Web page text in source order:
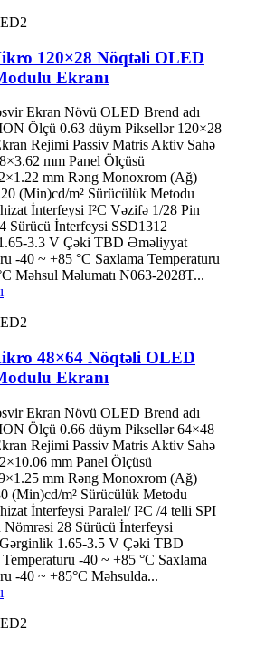
120×28 Nöqtəli OLED
Ekranı
Ekran Növü OLED Brend adı
Ölçü 0.63 düym Piksellər 120×28
Rejimi Passiv Matris Aktiv Sahə
mm Panel Ölçüsü
mm Rəng Monoxrom (Ağ)
(Min)cd/m² Sürücülük Metodu
İnterfeysi I²C Vəzifə 1/28 Pin
Sürücü İnterfeysi SSD1312
3.3 V Çəki TBD Əməliyyat
-40 ~ +85 °C Saxlama Temperaturu
Məhsul Məlumatı N063-2028T...
48×64 Nöqtəli OLED
Ekranı
Ekran Növü OLED Brend adı
Ölçü 0.66 düym Piksellər 64×48
Rejimi Passiv Matris Aktiv Sahə
mm Panel Ölçüsü
mm Rəng Monoxrom (Ağ)
(Min)cd/m² Sürücülük Metodu
İnterfeysi Paralel/ I²C /4 telli SPI
Nömrəsi 28 Sürücü İnterfeysi
1.65-3.5 V Çəki TBD
-40 ~ +85 °C Saxlama
-40 ~ +85°C Məhsulda...